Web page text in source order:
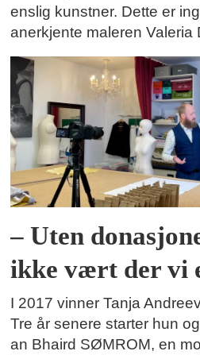
enslig kunstner. Dette er
anerkjente maleren Valeria
– Uten
ikke vært der vi
I 2017 vinner Tanja
Tre år senere starter hun
an Bhaird SØMROM, en